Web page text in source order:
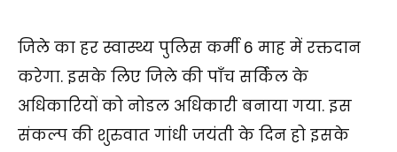
जिले का हर स्वास्थ्य पुलिस कर्मी 6 माह में रक्तदान
करेगा. इसके लिए जिले की पाँच सर्किल के
अधिकारियों को नोडल अधिकारी बनाया गया. इस
संकल्प की शुरुवात गांधी जयंती के दिन हो इसके